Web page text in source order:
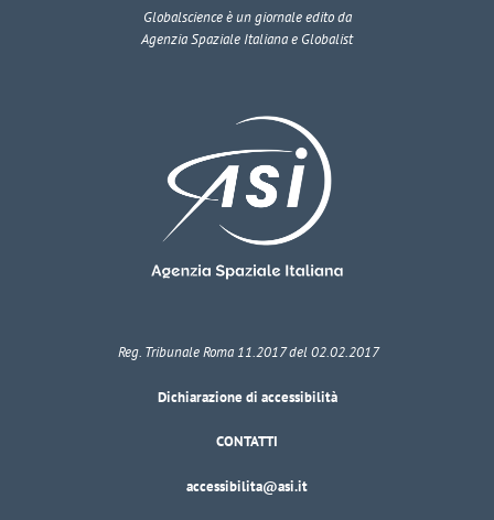
Globalscienceè un giornale edito da
Agenzia Spaziale Italiana e Globalist
Reg. Tribunale Roma 11.2017 del 02.02.2017
Dichiarazione di accessibilità
CONTATTI
accessibilita@asi.it